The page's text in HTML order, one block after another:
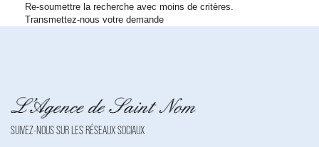
Re-soumettre la recherche avec moins de critères.
Transmettez-nous votre demande
SUIVEZ-NOUS SUR LES RÉSEAUX SOCIAUX